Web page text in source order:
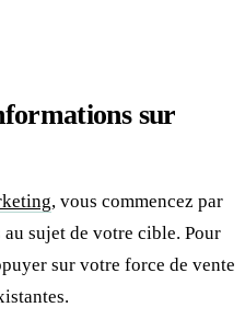
sur
, vous commencez par
sujet de votre cible. Pour
sur votre force de vente